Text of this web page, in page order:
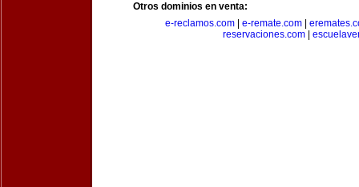
Otros dominios en venta:
e-reclamos.com| e-remate.com|
reservaciones.com|